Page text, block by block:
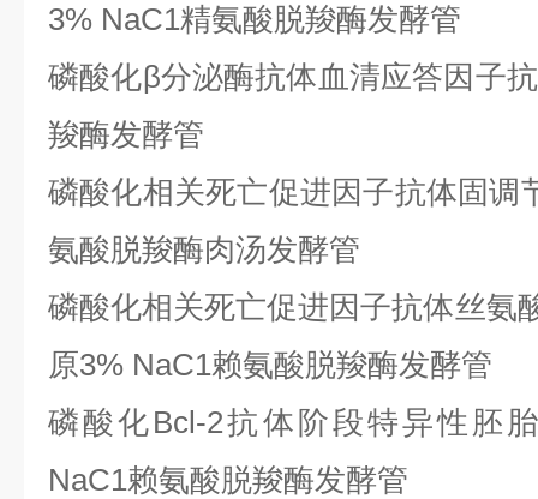
3% NaC1精氨酸脱羧酶发酵管
磷酸化β分泌酶抗体血清应答因子
羧酶发酵管
磷酸化相关死亡促进因子抗体固调
氨酸脱羧酶肉汤发酵管
磷酸化相关死亡促进因子抗体丝氨
原3% NaC1赖氨酸脱羧酶发酵管
磷酸化Bcl-2抗体阶段特异性胚
NaC1赖氨酸脱羧酶发酵管